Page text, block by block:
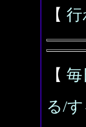
【 行
【 毎
る/